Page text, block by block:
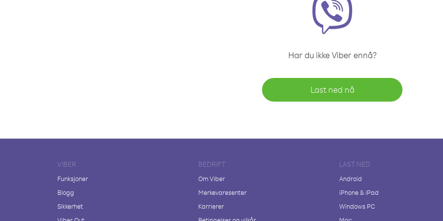
Har du ikke Viber ennå?
Last ned nå
VIBER
Funksjoner
Blogg
Sikkerhet
BEDRIFT
Om Viber
Merkevaresenter
Karrierer
LAST NED
Android
iPhone & iPad
Windows PC